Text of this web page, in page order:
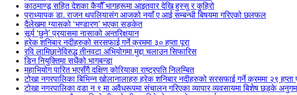
काठमाण्डू सहित देशका कैयौँ भागहरूमा आइतवार देखि हुस्सु र कुहिरो
प्राध्यापक डा. राजन थपलियासंग आजको नयाँ ए आई सम्बन्धी बिषयमा गरिएको छलफल
दैलेखमा ग्यासको ‘भण्डारण’ भएका सङ्केत
सूर्य ‘छुने’ प्रयासमा नासाको अन्तरिक्षयान
हरेक शनिबार नदीहरुको सरसफाई गर्ने क्रममा ३० हप्ता पूरा
रवि लामिछानेविरुद्ध तीनवटा अभियोगमा मुद्दा चलाउन सिफारिस
डिन नियुक्तिमा सधैंको भागबन्डा
महाभियोग पारित भएसँगै दक्षिण कोरियाका राष्ट्रपति निलम्बित
टोखा नगरपालिका बिभिन्न खोलानालाहरु हरेक शनिबार नदीहरुको सरसफाई गर्ने क्रममा २९ हप्ता
टोखा नगरपालिका वडा न ९ मा अवैधरूपमा संचालन गरिएका व्यापार व्यवसायमा बिशेष छड्के